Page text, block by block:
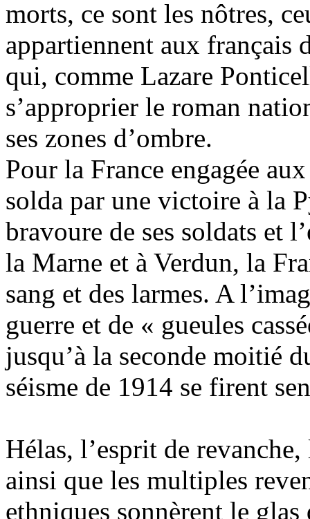
morts, ce sont les nôtres,
appartiennent aux français
qui, comme Lazare
s’approprier le roman
ses zones d’ombre.
Pour la France engagée
solda par une victoire à la
bravoure de ses soldats et
la Marne et à Verdun, la
sang et des larmes. A
guerre et de « gueules
jusqu’à la seconde moitié
séisme de 1914 se firent
Hélas, l’esprit de
ainsi que les multiples
ethniques sonnèrent le